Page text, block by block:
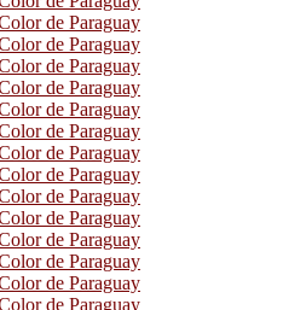
de Paraguay
de Paraguay
de Paraguay
de Paraguay
de Paraguay
de Paraguay
de Paraguay
de Paraguay
de Paraguay
de Paraguay
de Paraguay
de Paraguay
de Paraguay
de Paraguay